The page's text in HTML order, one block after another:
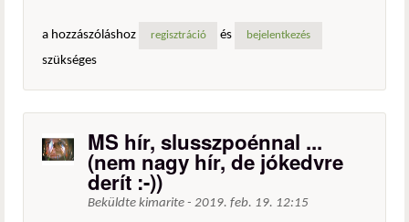
a hozzászóláshoz
regisztráció és bejelentkezés
szükséges
MS hír, slusszpoénnal ...
(nem nagy hír, de jókedvre
derít :-))
Beküldte kimarite - 2019. feb. 19. 12:15